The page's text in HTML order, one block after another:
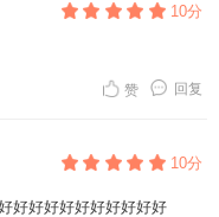
10分
回复
赞
10分
好好好好好好好好好好